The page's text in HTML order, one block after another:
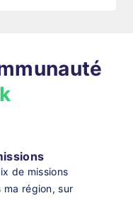
de missions
ma région, sur